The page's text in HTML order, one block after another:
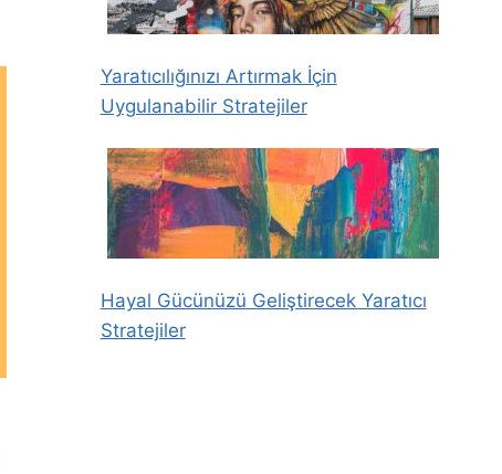
Yaratıcılığınızı Artırmak İçin
Uygulanabilir Stratejiler
Hayal Gücünüzü Geliştirecek Yaratıcı
Stratejiler